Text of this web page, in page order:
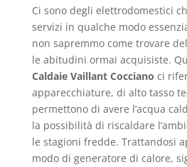
Ci sono degli elettrodomestici
servizi in qualche modo
non sapremmo come trovare
le abitudini ormai acquisiste.
Caldaie Vaillant Cocciano ci
apparecchiature, di alto tasso
permettono di avere l’acqua
la possibilità di riscaldare
le stagioni fredde. Trattandosi
modo di generatore di calore,